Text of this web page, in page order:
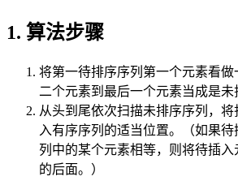
1. 算法步骤
将第一待排序序列第一个元素看
二个元素到最后一个元素当成是未
从头到尾依次扫描未排序序列，
入有序序列的适当位置。（如果
列中的某个元素相等，则将待插
的后面。）